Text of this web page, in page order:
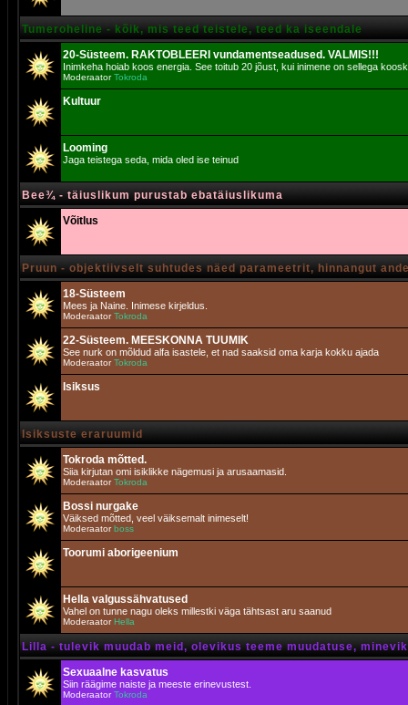
Tumeroheline - kõik, mis teed teistele, teed ka iseendale
20-Süsteem. RAKTOBLEERI vundamentseadused. VALMIS!!!
Inimkeha hoiab koos energia. See toitub 20 jõust, kui inimene on sellega
ModeraatorTokroda
Kultuur
Looming
Jaga teistega seda, mida oled ise teinud
Bee¾ - täiuslikum purustab ebatäiuslikuma
Võitlus
Pruun - objektiivselt suhtudes näed parameetrit, hinnangut
18-Süsteem
Mees ja Naine. Inimese kirjeldus.
ModeraatorTokroda
22-Süsteem. MEESKONNA TUUMIK
See nurk on mõldud alfa isastele, et nad saaksid oma karja kokku ajada
ModeraatorTokroda
Isiksus
Isiksuste eraruumid
Tokroda mõtted.
Siia kirjutan omi isiklikke nägemusi ja arusaamasid.
ModeraatorTokroda
Bossi nurgake
Väiksed mõtted, veel väiksemalt inimeselt!
Moderaatorboss
Toorumi aborigeenium
Hella valgussähvatused
Vahel on tunne nagu oleks millestki väga tähtsast aru saanud
Moderaator Hella
Lilla - tulevik muudab meid, olevikus teeme muudatuse,
Sexuaalne kasvatus
Siin räägime naiste ja meeste erinevustest.
ModeraatorTokroda